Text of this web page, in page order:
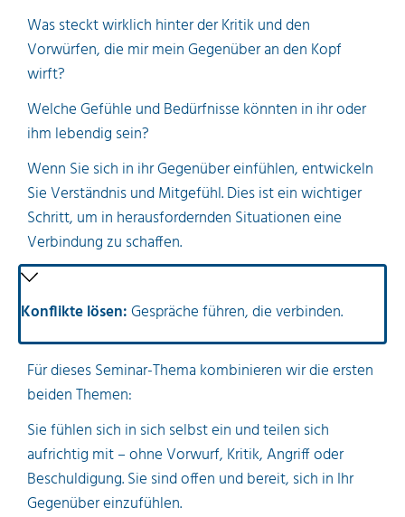
Was steckt wirklich hinter der Kritik und den
Vorwürfen, die mir mein Gegenüber an den Kopf
wirft?
Welche Gefühle und Bedürfnisse könnten in ihr oder
ihm lebendig sein?
Wenn Sie sich in ihr Gegenüber einfühlen, entwickeln
Sie Verständnis und Mitgefühl. Dies ist ein wichtiger
Schritt, um in herausfordernden Situationen eine
Verbindung zu schaffen.
Konflikte lösen:Gespräche führen, die verbinden.
Für dieses Seminar-Thema kombinieren wir die ersten
beiden Themen:
Sie fühlen sich in sich selbst ein und teilen sich
aufrichtig mit – ohne Vorwurf, Kritik, Angriff oder
Beschuldigung. Sie sind offen und bereit, sich in Ihr
Gegenüber einzufühlen.